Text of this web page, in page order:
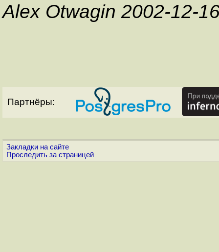
Alex Otwagin 2002-12-
Партнёры:
Закладки на сайте
Проследить за страницей